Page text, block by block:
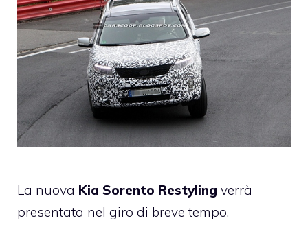
La nuova Kia Sorento Restyling verrà
presentata nel giro di breve tempo.